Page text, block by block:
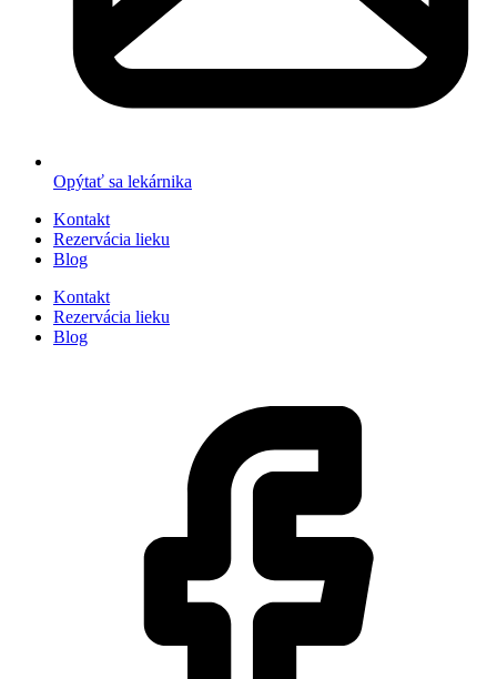
Opýtať sa lekárnika
Kontakt
Rezervácia lieku
Blog
Kontakt
Rezervácia lieku
Blog